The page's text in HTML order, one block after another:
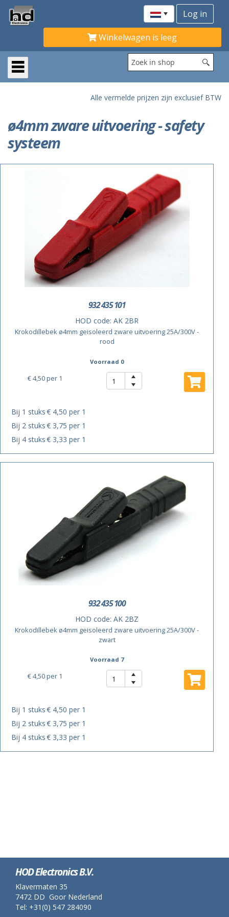
Winkelwagen is leeg
Alle vermelde prijzen zijn exclusief BTW
ø4mm zware uitvoering - safety
systeem
932 435 101
HOD code: AK 2BR
Krokodillebek ø4mm geisoleerd zware uitvoering 25A/300V -
rood
Voorraad 0
€ 4,50per 1
Bij 1 stuks€ 4,50 per 1
Bij 2 stuks€ 3,75 per 1
Bij 4 stuks€ 3,33 per 1
932 435 100
HOD code: AK 2BZ
Krokodillebek ø4mm geisoleerd zware uitvoering 25A/300V -
zwart
Voorraad 7
€ 4,50per 1
Bij 1 stuks€ 4,50 per 1
Bij 2 stuks€ 3,75 per 1
Bij 4 stuks€ 3,33 per 1
HOD Electronics B.V.
Klavermaten 35
7472 DD Goor Nederland
Tel: +31(0) 547 284090